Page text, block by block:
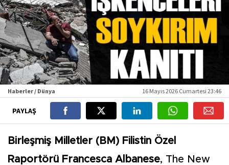
Haberler / Dünya 16 Mayıs 2026 Cumartesi 23:46
PAYLAŞ
Birleşmiş Milletler (BM) Filistin Özel
Raportörü Francesca Albanese, The New